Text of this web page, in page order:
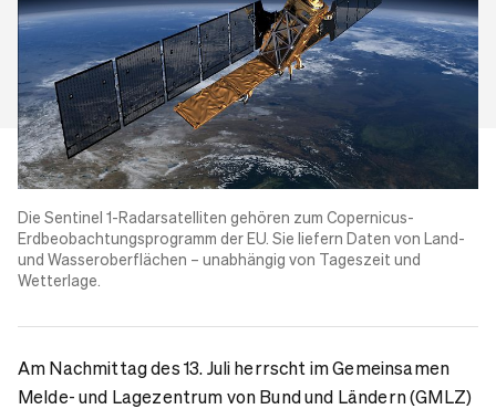
Die Sentinel 1-Radarsatelliten gehören zum Copernicus-
Erdbeobachtungsprogramm der EU. Sie liefern Daten von Land-
und Wasseroberflächen – unabhängig von Tageszeit und
Wetterlage.
Am Nachmittag des 13. Juli herrscht im Gemeinsamen
Melde- und Lagezentrum von Bund und Ländern (GMLZ)